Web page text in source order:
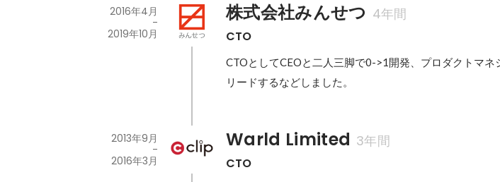
株式会社みんせつ 4年間
CTO
2016年4月
-
2019年10月
CTOとしてCEOと二人三脚で0->1開発、プロダクトマ
リードするなどしました。
Warld Limited 3年間
CTO
2013年9月
-
2016年3月